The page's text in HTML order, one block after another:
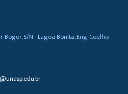
S/N - Lagoa Bonita, Eng. Coelho -